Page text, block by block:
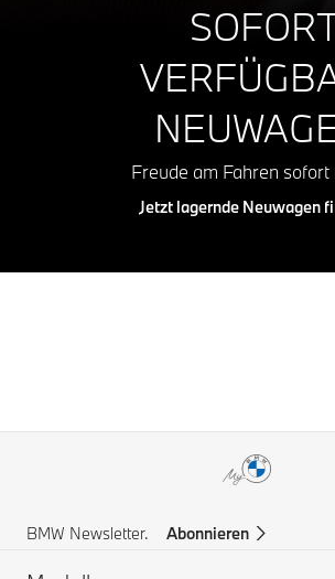
Freude am Fahren sofort
Jetzt lagernde Neuwagen
BMW Newsletter. Abonnieren